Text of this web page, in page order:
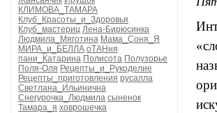
КЛИМОВА_ТАМАРА
Клуб_Красоты_и_Здоровья
Клуб_мастериц Лена-Бирюсинка
Людмила_Мяготина Мама_Соня_Я
МИРА_и_БЕЛЛА оТАНня
пани_Катарина Полисота Полузорье
Поля-Оля Рецепты_и_Рукоделие
Рецепты_приготовления русалла
Светлана_Ильинична
Снегурочка_Людмила сыненок
Тамара_я ховрошечка